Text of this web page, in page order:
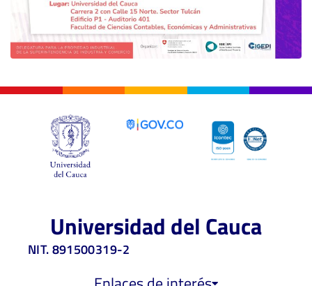
Universidad del Cauca
NIT. 891500319-2